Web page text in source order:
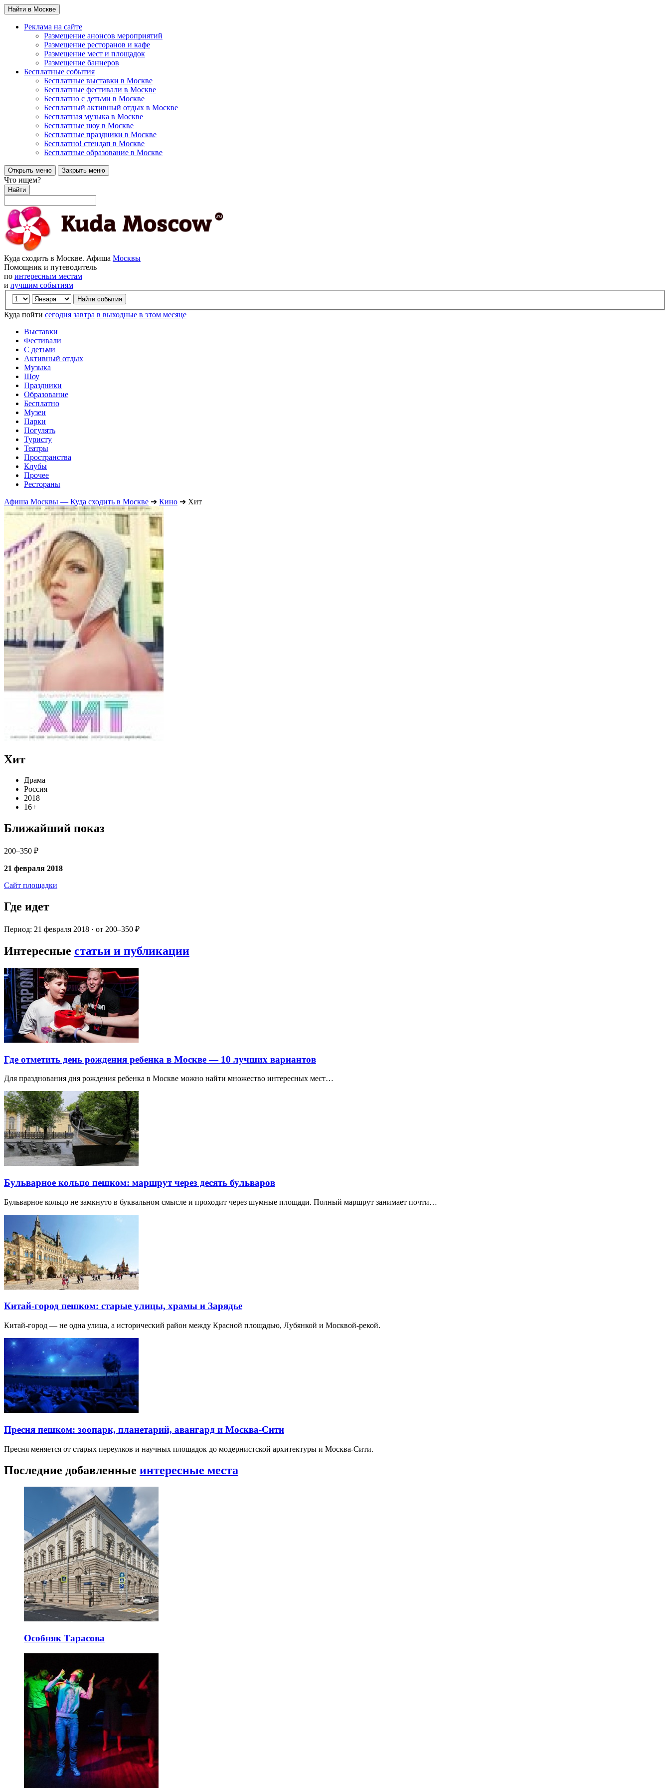
Найти в Москве
Реклама на сайте
Размещение анонсов мероприятий
Размещение ресторанов и кафе
Размещение мест и площадок
Размещение баннеров
Бесплатные события
Бесплатные выставки в Москве
Бесплатные фестивали в Москве
Бесплатно с детьми в Москве
Бесплатный активный отдых в Москве
Бесплатная музыка в Москве
Бесплатные шоу в Москве
Бесплатные праздники в Москве
Бесплатно! стендап в Москве
Бесплатные образование в Москве
Открыть меню Закрыть меню
Что ищем?
Найти
Куда сходить в Москве. Афиша Москвы
Помощник и путеводитель
по интересным местам
и лучшим событиям
Куда пойти сегодня завтра в выходные в этом месяце
Выставки
Фестивали
С детьми
Активный отдых
Музыка
Шоу
Праздники
Образование
Бесплатно
Музеи
Парки
Погулять
Туристу
Театры
Пространства
Клубы
Прочее
Рестораны
Афиша Москвы — Куда сходить в Москве ➔ Кино ➔ Хит
Хит
Драма
Россия
2018
16+
Ближайший показ
200–350 ₽
21 февраля 2018
Сайт площадки
Где идет
Период: 21 февраля 2018 · от 200–350 ₽
Интересные статьи и публикации
Где отметить день рождения ребенка в Москве — 10 лучших вариантов
Для празднования дня рождения ребенка в Москве можно найти множество интересных мест…
Бульварное кольцо пешком: маршрут через десять бульваров
Бульварное кольцо не замкнуто в буквальном смысле и проходит через шумные площади. Полный маршрут занимает почти…
Китай-город пешком: старые улицы, храмы и Зарядье
Китай-город — не одна улица, а исторический район между Красной площадью, Лубянкой и Москвой-рекой.
Пресня пешком: зоопарк, планетарий, авангард и Москва-Сити
Пресня меняется от старых переулков и научных площадок до модернистской архитектуры и Москва-Сити.
Последние добавленные интересные места
Особняк Тарасова